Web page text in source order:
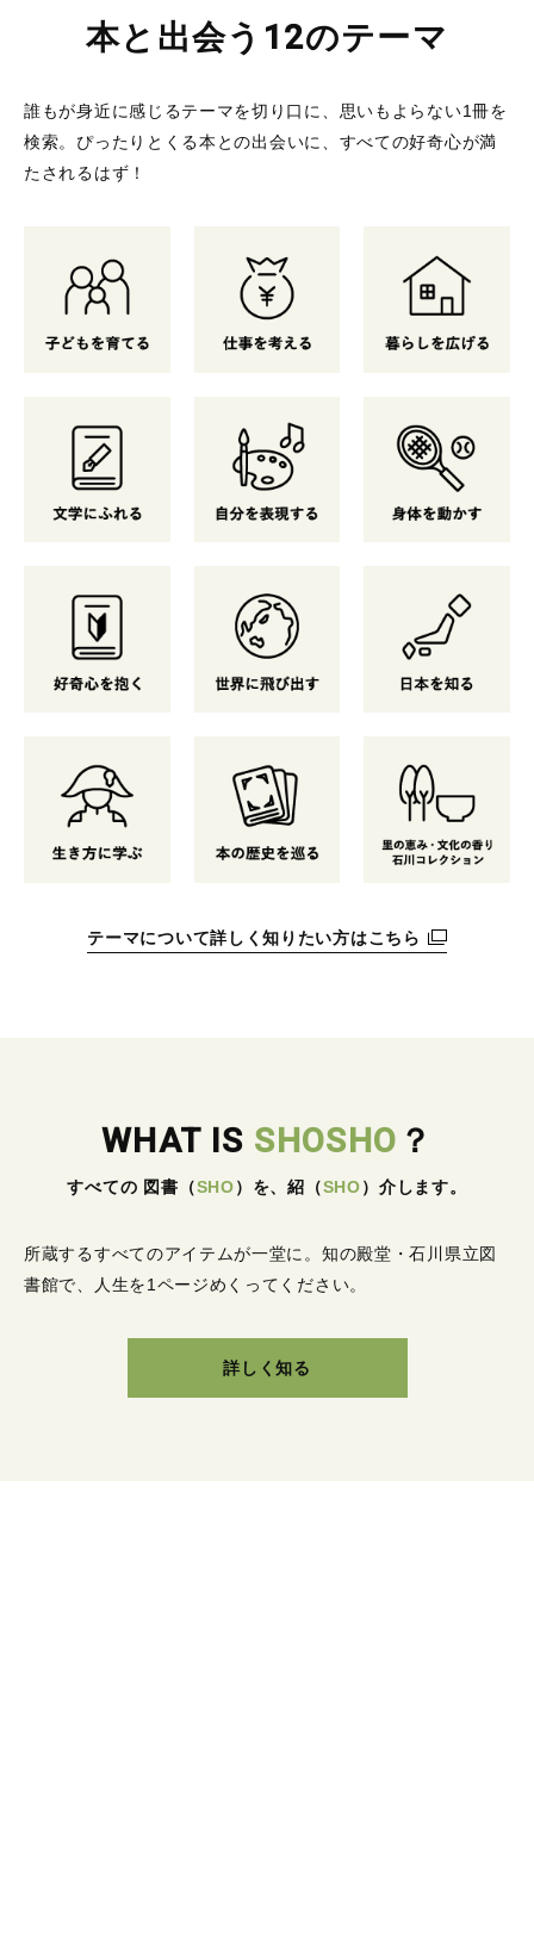
本と出会う12のテーマ
誰もが身近に感じるテーマを切り口に、思いもよらない1冊を
検索。 ぴったりとくる本との出会いに、すべての好奇心が満
たされるはず！
テーマについて詳しく知りたい方はこちら
WHAT IS SHOSHO ？
すべての 図書 （SHO） を、紹 （SHO） 介します。
所蔵するすべてのアイテムが一堂に。 知の殿堂・石川県立図
書館で、人生を1ページめくってください。
詳しく知る